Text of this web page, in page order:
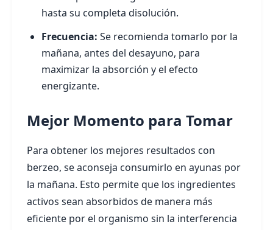
hasta su completa disolución.
Frecuencia: Se recomienda tomarlo por la
mañana, antes del desayuno, para
maximizar la absorción y el efecto
energizante.
Mejor Momento para Tomar
Para obtener los mejores resultados con
berzeo, se aconseja consumirlo en ayunas por
la mañana. Esto permite que los ingredientes
activos sean absorbidos de manera más
eficiente por el organismo sin la interferencia